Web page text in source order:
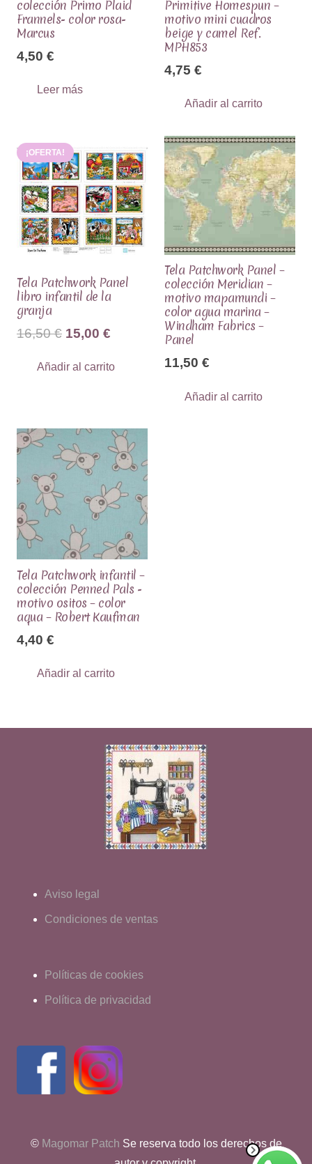
colección Primo Plaid
Frannels- color rosa-
Marcus
4,50 €
Leer más
Primitive Homespun –
motivo mini cuadros
beige y camel Ref.
MPH853
4,75 €
Añadir al carrito
¡OFERTA!
Tela Patchwork Panel
libro infantil de la
granja
16,50€ El
original
15,00 €
actual
Añadir al carrito
Tela Patchwork Panel –
colección Meridian –
motivo mapamundi –
color agua marina –
Windham Fabrics –
Panel
11,50 €
Añadir al carrito
Tela Patchwork infantil –
colección Penned Pals -
motivo ositos – color
aqua – Robert Kaufman
4,40 €
Añadir al carrito
Aviso legal
Condiciones de ventas
Políticas de cookies
Política de privacidad
© Magomar Patch Se reserva todo los derechos de